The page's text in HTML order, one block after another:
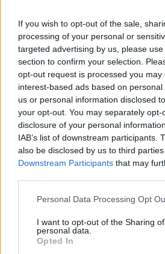
If you wish to opt-out of the sale,
processing of your personal or
targeted advertising by us, please
section to confirm your selection.
opt-out request is processed you may
interest-based ads based on
us or personal information disclosed
your opt-out. You may separately
disclosure of your personal
IAB’s list of downstream participants.
also be disclosed by us to third
Downstream Participants that may
Please note that this website/app
not limited to your visit or usage
grant or deny consent to Google and
use your data for below specified
Personal Data Processing Opt
I want to opt-out of the Sharing
personal data.
Opted In
A férfi a nyílt utcán kezdte verni